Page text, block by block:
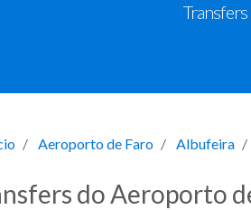
Aeroporto de Faro Albufeira
do Aeroporto